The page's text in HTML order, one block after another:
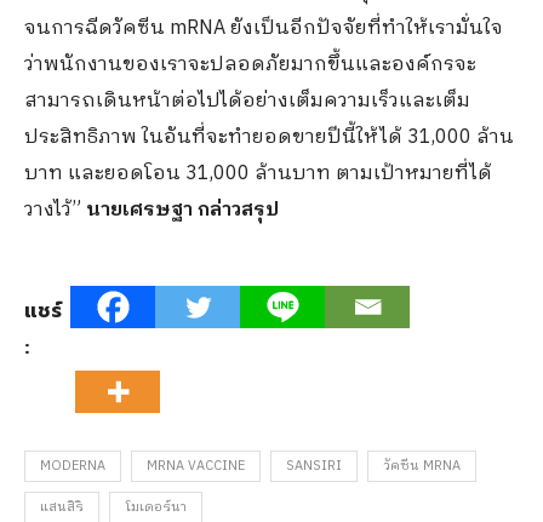
จนการฉีดวัคซีน mRNA ยังเป็นอีกปัจจัยที่ทำให้เรามั่นใจ
ว่าพนักงานของเราจะปลอดภัยมากขึ้นและองค์กรจะ
สามารถเดินหน้าต่อไปได้อย่างเต็มความเร็วและเต็ม
ประสิทธิภาพ ในอันที่จะทำยอดขายปีนี้ให้ได้ 31,000 ล้าน
บาท และยอดโอน 31,000 ล้านบาท ตามเป้าหมายที่ได้
วางไว้” นายเศรษฐา กล่าวสรุป
แชร์
:
MODERNA MRNA VACCINE SANSIRI
วัคซีน MRNA
แสนสิริ
โมเดอร์นา